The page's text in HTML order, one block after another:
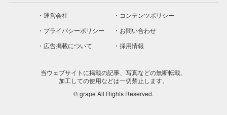
運営会社
コンテンツポリシー
プライバシーポリシー
お問い合わせ
広告掲載について
採用情報
当ウェブサイトに掲載の記事、写真などの無断転載、
加工しての使用などは一切禁止します。
© grape All Rights Reserved.